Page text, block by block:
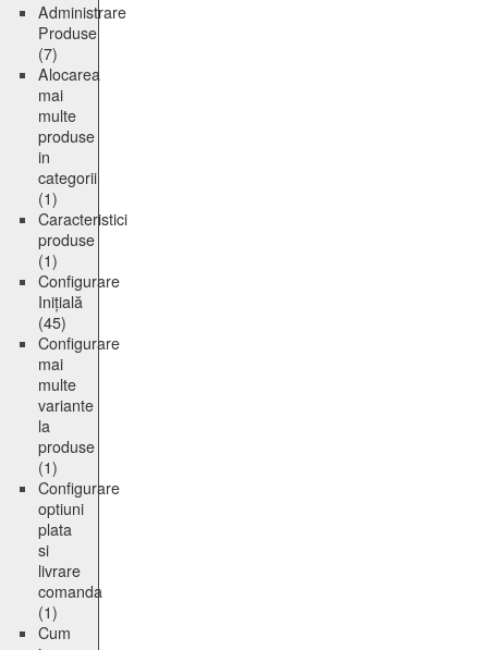
Administrare
Produse
(7)
Alocarea
mai
multe
produse
in
categorii
(1)
Caracteristici
produse
(1)
Configurare
Inițială
(45)
Configurare
mai
multe
variante
la
produse
(1)
Configurare
optiuni
plata
si
livrare
comanda
(1)
Cum